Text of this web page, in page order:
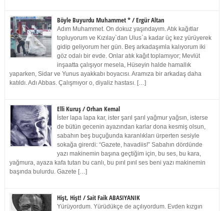
Böyle Buyurdu Muhammet * / Ergür Altan
Adım Muhammet. On dokuz yaşındayım. Atık kağıtlar
topluyorum ve Kızılay`dan Ulus`a kadar üç kez yürüyerek
gidip geliyorum her gün. Beş arkadaşımla kalıyorum iki
göz odalı bir evde. Onlar atık kağıt toplamıyor; Mevlüt
inşaatta çalışıyor mesela, Hüseyin halde hamallık
yaparken, Sidar ve Yunus ayakkabı boyacısı. Aramıza bir arkadaş daha
katıldı. Adı Abbas. Çalışmıyor o, diyaliz hastası. […]
Elli Kuruş / Orhan Kemal
İster lapa lapa kar, ister şarıl şarıl yağmur yağsın, isterse
de bütün gecenin ayazından karlar dona kesmiş olsun,
sabahın beş buçuğunda karanlıkları ürperten sesiyle
sokağa girerdi: “Gazete, havadiis!” Sabahın dördünde
yazı makinemin başına geçtiğim için, bu ses, bu kara,
yağmura, ayaza kafa tutan bu canlı, bu pırıl pırıl ses beni yazı makinemin
başında bulurdu. Gazete […]
Hişt, Hişt! / Sait Faik ABASIYANIK
Yürüyordum. Yürüdükçe de açılıyordum. Evden kızgın